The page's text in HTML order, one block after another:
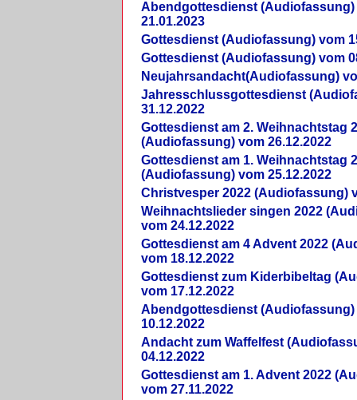
Abendgottesdienst (Audiofassung)
21.01.2023
Gottesdienst (Audiofassung) vom
Gottesdienst (Audiofassung) vom
Neujahrsandacht(Audiofassung)
Jahresschlussgottesdienst
31.12.2022
Gottesdienst am 2. Weihnachtstag
(Audiofassung) vom 26.12.2022
Gottesdienst am 1. Weihnachtstag
(Audiofassung) vom 25.12.2022
Christvesper 2022 (Audiofassung)
Weihnachtslieder singen 2022
vom 24.12.2022
Gottesdienst am 4 Advent 2022
vom 18.12.2022
Gottesdienst zum Kiderbibeltag
vom 17.12.2022
Abendgottesdienst (Audiofassung)
10.12.2022
Andacht zum Waffelfest
04.12.2022
Gottesdienst am 1. Advent 2022
vom 27.11.2022